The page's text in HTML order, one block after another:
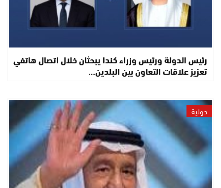
رئيس الدولة ورئيس وزراء كندا يبحثان خلال اتصال هاتفي
تعزيز علاقات التعاون بين البلدين…
دولية